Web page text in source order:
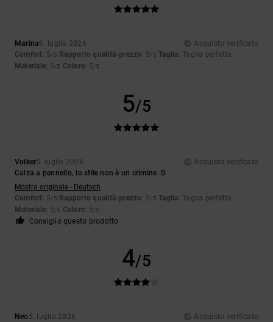
Marina6. luglio 2026
Acquisto verificato
Comfort: 5/5 Rapporto qualità-prezzo : 5/5 Taglia: Taglia perfetta
Materiale: 5/5 Colore: 5/5
5/5
Volker5. luglio 2026
Acquisto verificato
Calza a pennello, lo stile non è un crimine :D
Mostra originale - Deutsch
Comfort: 5/5 Rapporto qualità-prezzo : 5/5 Taglia: Taglia perfetta
Materiale: 5/5 Colore: 5/5
Consiglio questo prodotto
4/5
Neo5. luglio 2026
Acquisto verificato